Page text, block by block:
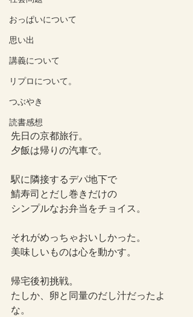
おっぱいについて
思い出
講義について
リプロについて。
つぶやき
読書感想
先日の京都旅行。
夕飯は帰りの汽車で。
駅に隣接するデパ地下で
鯖寿司とだし巻きだけの
シンプルなお弁当をチョイス。
それがめっちゃおいしかった。
美味しいものは心を動かす。
帰宅後初挑戦。
たしか、卵と同量のだし汁だったよ
な。